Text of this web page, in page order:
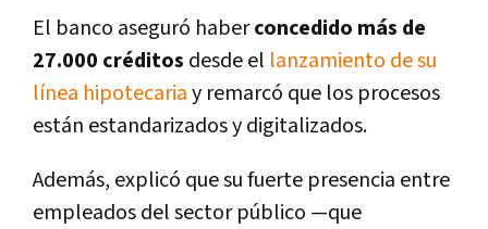
El banco aseguró haberconcedido más de
27.000 créditos desde el lanzamiento de su
línea hipotecariay remarcó que los procesos
están estandarizados y digitalizados.
Además, explicó que su fuerte presencia entre
empleados del sector público —que